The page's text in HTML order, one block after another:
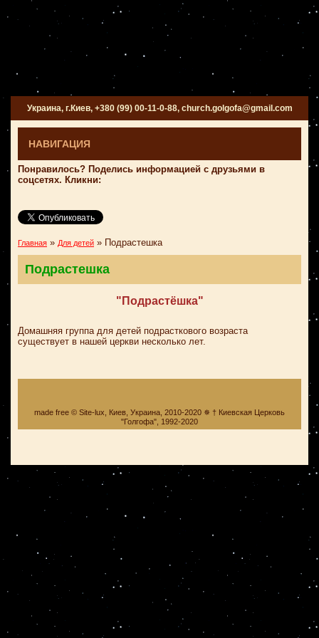
Украина, г.Киев, +380 (99) 00-11-0-88, church.golgofa@gmail.com
НАВИГАЦИЯ
Понравилось? Поделись информацией с друзьями в
соцсетях. Кликни:
Главная » Для детей » Подрастешка
Подрастешка
"Подрастёшка"
Домашняя группа для детей подрасткового возраста
существует в нашей церкви несколько лет.
made free © Site-lux, Киев, Украина, 2010-2020 ✵ † Киевская Церковь
"Голгофа", 1992-2020